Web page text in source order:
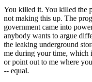
You killed it. You killed the
not making this up. The
government came into
anybody wants to argue
the leaking underground
me during your time, which
or point out to me where
-- equal.